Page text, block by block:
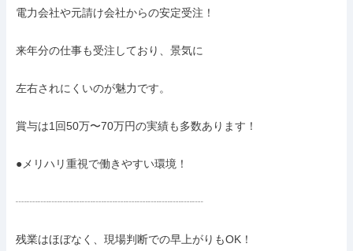
電力会社や元請け会社からの安定受注！
来年分の仕事も受注しており、景気に
左右されにくいのが魅力です。
賞与は1回50万〜70万円の実績も多数あります！
●メリハリ重視で働きやすい環境！
┈┈┈┈┈┈┈┈┈┈┈┈┈┈┈┈┈
残業はほぼなく、現場判断での早上がりもOK！